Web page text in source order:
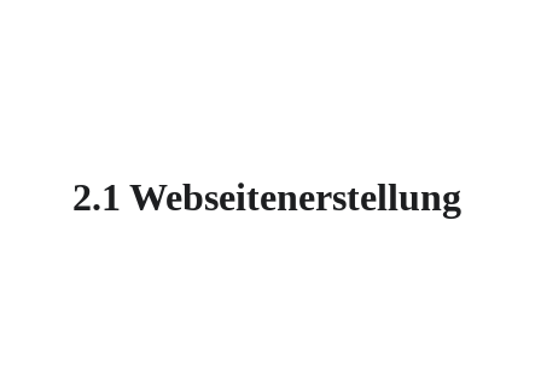
2.1 Webseitenerstellung